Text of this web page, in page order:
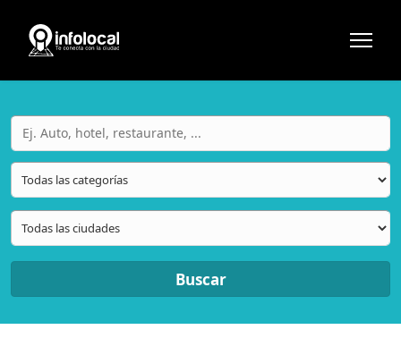
Buscar